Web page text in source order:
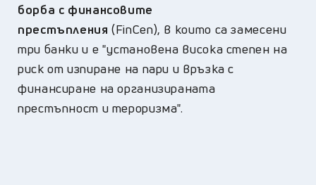
борба с финансовите
престъпления (FinCen), в които са замесени
три банки и е "установена висока степен на
риск от изпиране на пари и връзка с
финансиране на организираната
престъпност и тероризма".